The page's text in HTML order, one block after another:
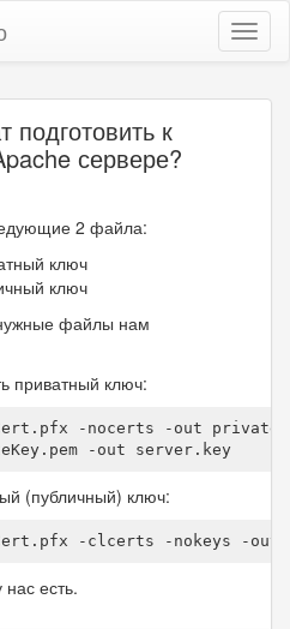
подготовить к
сервере?
2 файла:
ключ
ключ
файлы нам
приватный ключ:
.pfx -nocerts -out
.pem -out server .key
(публичный) ключ:
.pfx -clcerts -nokeys -out
есть.